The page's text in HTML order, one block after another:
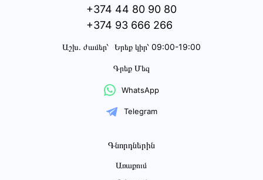
+374 44 80 90 80
+374 93 666 266
Աշխ․ ժամեր՝ Երեք կիր՝ 09:00-19:00
Գրեք Մեզ
WhatsApp
Telegram
Գնորդներին
Առաքում